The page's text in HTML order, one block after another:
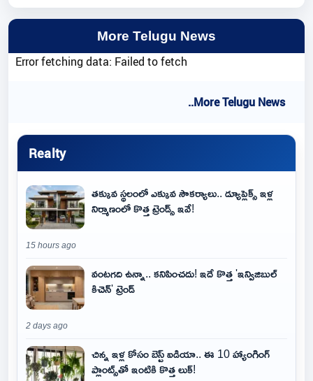
More Telugu News
Error fetching data: Failed to fetch
..More Telugu News
Realty
తక్కువ స్థలంలో ఎక్కువ సౌకర్యాలు.. డ్యూప్లెక్స్ ఇళ్ల
నిర్మాణంలో కొత్త ట్రెండ్స్ ఇవే!
15 hours ago
వంటగది ఉన్నా.. కనిపించదు! ఇదే కొత్త 'ఇన్విజిబుల్
కిచెన్' ట్రెండ్
2 days ago
చిన్న ఇళ్ల కోసం బెస్ట్ ఐడియా.. ఈ 10 హ్యాంగింగ్
ప్లాంట్స్‌తో ఇంటికి కొత్త లుక్!